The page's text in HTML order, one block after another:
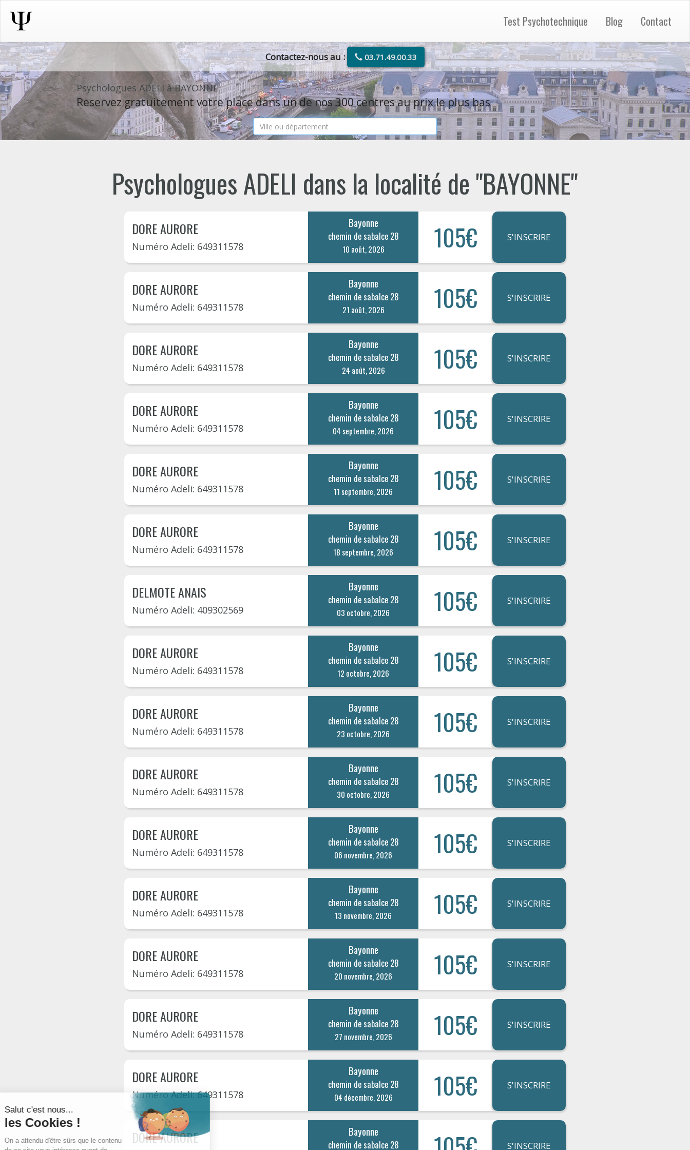
Test Psychotechnique Blog Contact
Contactez-nous au : 03.71.49.00.33
Psychologues ADELI à BAYONNE
Reservez gratuitement votre place dans un de nos 300 centres au prix le plus bas
Psychologues ADELI dans la localité de "BAYONNE"
DORE AURORE
Numéro Adeli: 649311578
Bayonne
chemin de sabalce 28
10 août, 2026 105€ S'INSCRIRE
DORE AURORE
Numéro Adeli: 649311578
Bayonne
chemin de sabalce 28
21 août, 2026 105€ S'INSCRIRE
DORE AURORE
Numéro Adeli: 649311578
Bayonne
chemin de sabalce 28
24 août, 2026 105€ S'INSCRIRE
DORE AURORE
Numéro Adeli: 649311578
Bayonne
chemin de sabalce 28
04 septembre, 2026 105€ S'INSCRIRE
DORE AURORE
Numéro Adeli: 649311578
Bayonne
chemin de sabalce 28
11 septembre, 2026 105€ S'INSCRIRE
DORE AURORE
Numéro Adeli: 649311578
Bayonne
chemin de sabalce 28
18 septembre, 2026 105€ S'INSCRIRE
DELMOTE ANAIS
Numéro Adeli: 409302569
Bayonne
chemin de sabalce 28
03 octobre, 2026 105€ S'INSCRIRE
DORE AURORE
Numéro Adeli: 649311578
Bayonne
chemin de sabalce 28
12 octobre, 2026 105€ S'INSCRIRE
DORE AURORE
Numéro Adeli: 649311578
Bayonne
chemin de sabalce 28
23 octobre, 2026 105€ S'INSCRIRE
DORE AURORE
Numéro Adeli: 649311578
Bayonne
chemin de sabalce 28
30 octobre, 2026 105€ S'INSCRIRE
DORE AURORE
Numéro Adeli: 649311578
Bayonne
chemin de sabalce 28
06 novembre, 2026 105€ S'INSCRIRE
DORE AURORE
Numéro Adeli: 649311578
Bayonne
chemin de sabalce 28
13 novembre, 2026 105€ S'INSCRIRE
DORE AURORE
Numéro Adeli: 649311578
Bayonne
chemin de sabalce 28
20 novembre, 2026 105€ S'INSCRIRE
DORE AURORE
Numéro Adeli: 649311578
Bayonne
chemin de sabalce 28
27 novembre, 2026 105€ S'INSCRIRE
DORE AURORE
Numéro Adeli: 649311578
Bayonne
chemin de sabalce 28
04 décembre, 2026 105€ S'INSCRIRE
DORE AURORE Bayonne
chemin de sabalce 28 S'INSCRIRE